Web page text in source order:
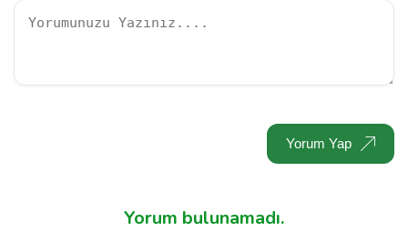
Yorum Yap
Yorum bulunamadı.